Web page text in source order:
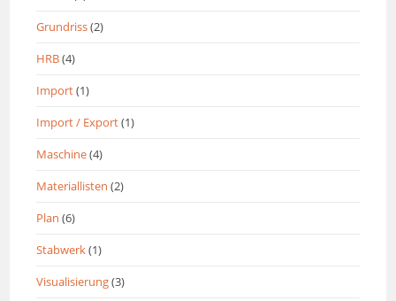
Grundriss(2)
HRB(4)
Import(1)
Import / Export(1)
Maschine(4)
Materiallisten (2)
Plan (6)
Stabwerk(1)
Visualisierung(3)